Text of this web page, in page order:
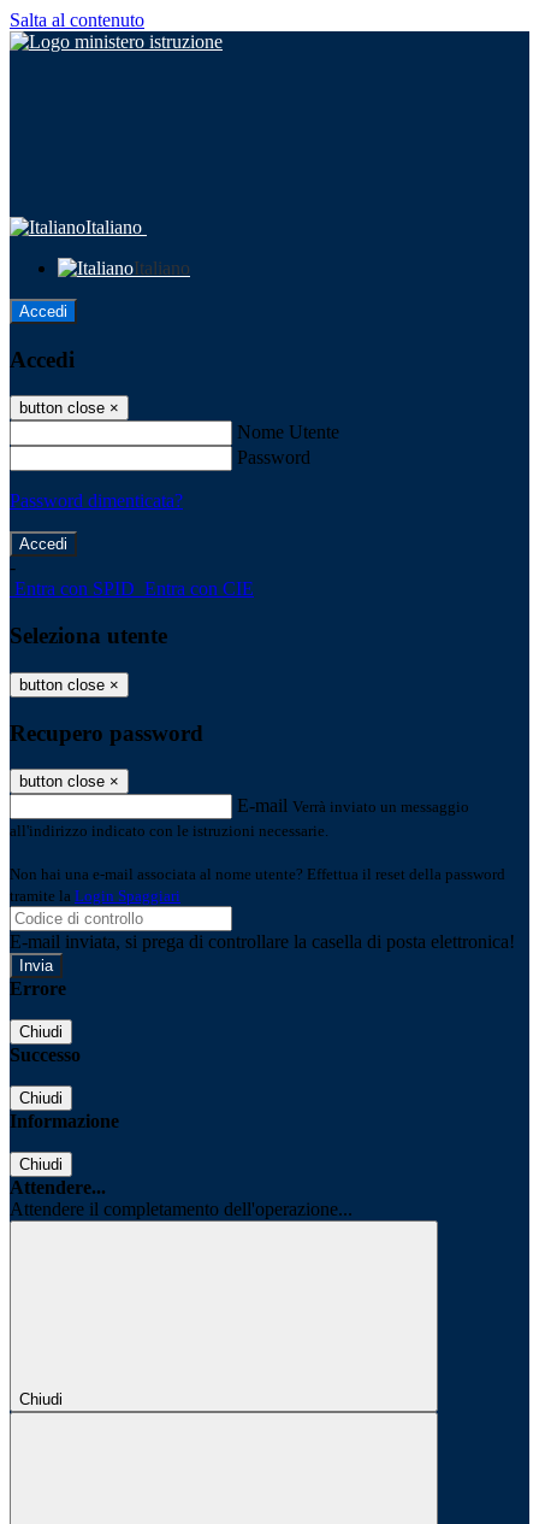
Salta al contenuto
Italiano
Italiano
Accedi
Accedi
button close ×
Nome Utente
Password
Password dimenticata?
-
Entra con SPID Entra con CIE
Seleziona utente
button close ×
Recupero password
button close ×
E-mail Verrà inviato un messaggio
all'indirizzo indicato con le istruzioni necessarie.
Non hai una e-mail associata al nome utente? Effettua il reset della password
tramite la Login Spaggiari
E-mail inviata, si prega di controllare la casella di posta elettronica!
Errore
Chiudi
Successo
Chiudi
Informazione
Chiudi
Attendere...
Attendere il completamento dell'operazione...
Chiudi